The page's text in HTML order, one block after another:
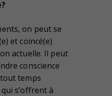
on peut se
et coincé(e)
actuelle. Il peut
conscience
temps
s’offrent à